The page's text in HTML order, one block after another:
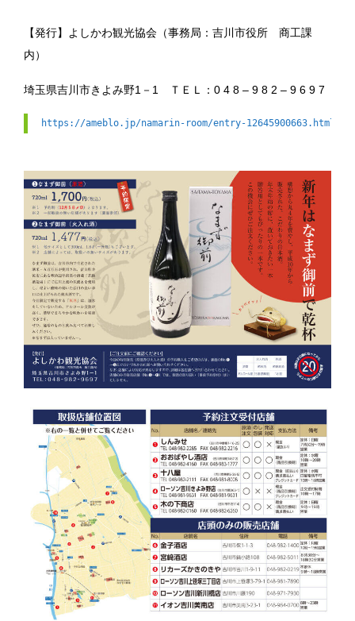
【発行】よしかわ観光協会（事務局：吉川市役所 商工課
内）
埼玉県吉川市きよみ野1－1 ＴＥＬ：0 4 8 – 9 8 2 – 9 6 9 7
https://ameblo.jp/namarin-room/entry-12645900663.html